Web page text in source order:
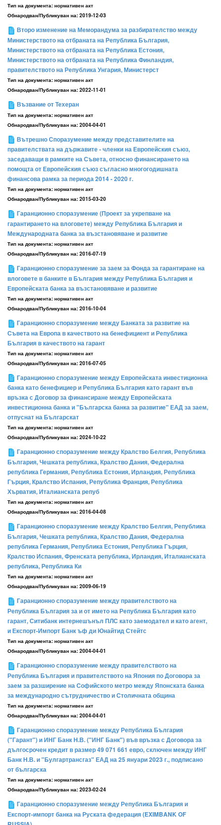
Тип на документа: нормативен акт
Обнародван/Публикуван на: 2019-12-03
Второ изменение на Меморандума за разбирателство между
Министерството на отбраната на Република България,
Министерството на отбраната на Република Естония,
Министерството на отбраната на Република Финландия,
правителството на Република Унгария, Министерст
Тип на документа: нормативен акт
Обнародван/Публикуван на: 2022-11-01
Възвание от Техеран
Тип на документа: нормативен акт
Обнародван/Публикуван на: 2004-04-01
Вътрешно Споразумение между представителите на
правителствата на държавите - членки на Европейския съюз,
заседаващи в рамките на Съвета, относно финансирането на
помощта от Европейския съюз съгласно многогодишната
финансова рамка за периода 2014 - 2020 г.
Тип на документа: нормативен акт
Обнародван/Публикуван на: 2015-03-20
Гаранционно споразумение (Проект за укрепване на
гарантирането на влоговете) между Република България и
Международната банка за възстановяване и развитие
Тип на документа: нормативен акт
Обнародван/Публикуван на: 2016-07-19
Гаранционно споразумение за заем за Фонда за гарантиране на
влоговете в банките в България между Република България и
Европейската банка за възстановяване и развитие
Тип на документа: нормативен акт
Обнародван/Публикуван на: 2016-10-04
Гаранционно споразумение между Банката за развитие на
Съвета на Европа в качеството на бенефициент и Република
България в качеството на гарант
Тип на документа: нормативен акт
Обнародван/Публикуван на: 2016-07-05
Гаранционно споразумение между Европейската инвестиционна
банка като бенефициер и Република България като гарант във
връзка с Договор за финансиране между Европейската
инвестиционна банка и "Българска банка за развитиe" ЕАД за заем,
отпуснат на Българскат
Тип на документа: нормативен акт
Обнародван/Публикуван на: 2024-10-22
Гаранционно споразумение между Кралство Белгия, Република
България, Чешката република, Кралство Дания, Федерална
република Германия, Република Естония, Ирландия, Република
Гърция, Кралство Испания, Република Франция, Република
Хърватия, Италианската репуб
Тип на документа: нормативен акт
Обнародван/Публикуван на: 2016-04-08
Гаранционно споразумение между Кралство Белгия, Република
България, Чешката република, Кралство Дания, Федерална
република Германия, Република Естония, Република Гърция,
Кралство Испания, Френската република, Ирландия, Италианската
република, Република Ки
Тип на документа: нормативен акт
Обнародван/Публикуван на: 2009-06-19
Гаранционно споразумение между правителството на
Република България за и от името на Република България като
гарант, Ситибанк интернешънъл ПЛС като заемодател и като агент,
и Експорт-Импорт Банк ъф ди Юнайтид Стейтс
Тип на документа: нормативен акт
Обнародван/Публикуван на: 2004-04-01
Гаранционно споразумение между правителството на
Република България и правителството на Япония по Договора за
заем за разширение на Софийското метро между Японската банка
за международно сътрудничество и Столичната община
Тип на документа: нормативен акт
Обнародван/Публикуван на: 2004-04-01
Гаранционно споразумение между Република България
("Гарант") и ИНГ Банк Н.В. ("ИНГ Банк") във връзка с Договора за
дългосрочен кредит в размер 49 071 661 евро, сключен между ИНГ
Банк Н.В. и "Булгартрансгаз" ЕАД на 25 януари 2023 г., подписано
от българска
Тип на документа: нормативен акт
Обнародван/Публикуван на: 2023-02-24
Гаранционно споразумение между Република България и
Експорт-импорт банка на Руската федерация (EXIMBANK OF